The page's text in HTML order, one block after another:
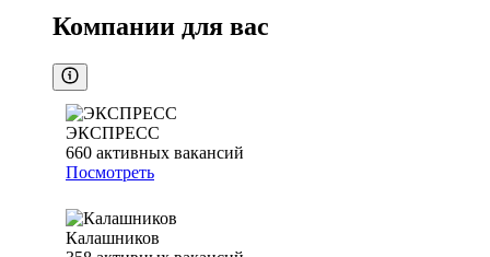
Компании для вас
ЭКСПРЕСС
660 активных вакансий
Посмотреть
Калашников